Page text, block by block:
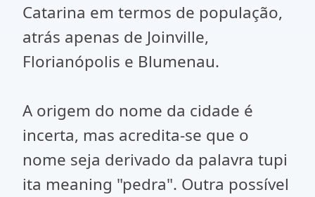
Catarina em termos de população,
atrás apenas de Joinville,
Florianópolis e Blumenau.
A origem do nome da cidade é
incerta, mas acredita-se que o
nome seja derivado da palavra tupi
ita meaning "pedra". Outra possível